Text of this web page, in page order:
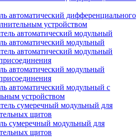
автоматический дифференциального
устройством
автоматический модульный
автоматический модульный
автоматический модульный с
устройством
сумеречный модульный для
щитов